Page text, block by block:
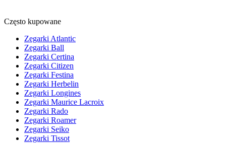
Często kupowane
Zegarki Atlantic
Zegarki Ball
Zegarki Certina
Zegarki Citizen
Zegarki Festina
Zegarki Herbelin
Zegarki Longines
Zegarki Maurice Lacroix
Zegarki Rado
Zegarki Roamer
Zegarki Seiko
Zegarki Tissot